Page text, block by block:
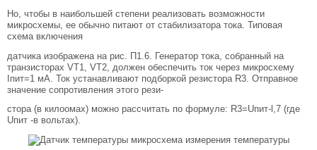
Но, чтобы в наибольшей степени реализовать возможности
микросхемы, ее обычно питают от стабилизатора тока. Типовая
схема включения
датчика изображена на рис. П1.6. Генератор тока, собранный на
транзисторах VT1, VT2, должен обеспечить ток через микросхему
Iпит=1 мА. Ток устанавливают подборкой резистора R3. Отправное
значение сопротивления этого рези-
стора (в килоомах) можно рассчитать по формуле: R3=Uпит-l,7 (где
Uпит -в вольтах).